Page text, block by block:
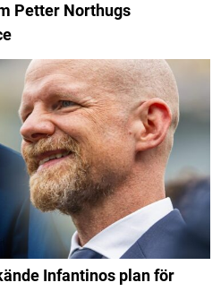
Petter Northugs
Infantinos plan för